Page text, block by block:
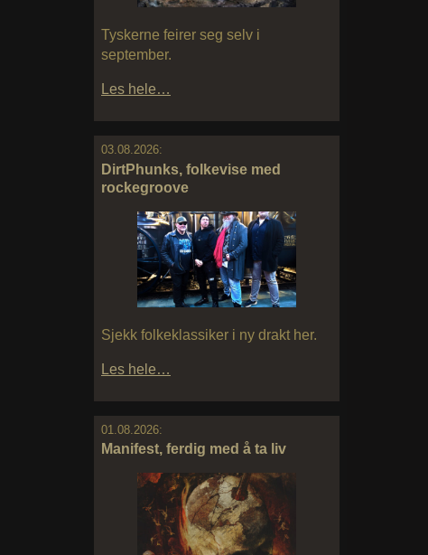
Tyskerne feirer seg selv i
september.
Les hele…
03.08.2026:
DirtPhunks, folkevise med
rockegroove
Sjekk folkeklassiker i ny drakt her.
Les hele…
01.08.2026:
Manifest, ferdig med å ta liv